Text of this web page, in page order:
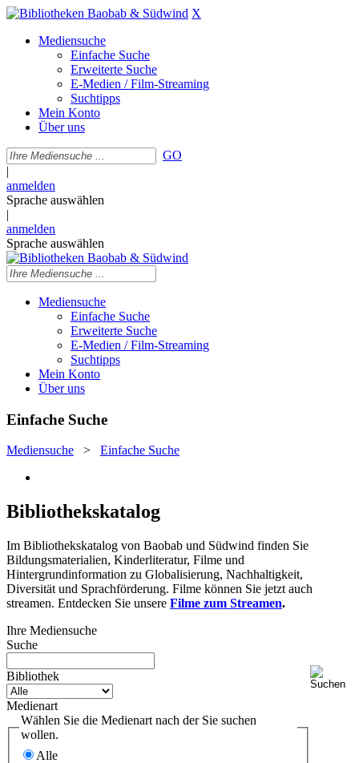
X
Mediensuche
Einfache Suche
Erweiterte Suche
E-Medien / Film-Streaming
Suchtipps
Mein Konto
Über uns
GO
|
anmelden
Sprache auswählen
|
anmelden
Sprache auswählen
Mediensuche
Einfache Suche
Erweiterte Suche
E-Medien / Film-Streaming
Suchtipps
Mein Konto
Über uns
Einfache Suche
Mediensuche > Einfache Suche
Bibliothekskatalog
Im Bibliothekskatalog von Baobab und Südwind finden Sie
Bildungsmaterialien, Kinderliteratur, Filme und
Hintergrundinformation zu Globalisierung, Nachhaltigkeit,
Diversität und Sprachförderung. Filme können Sie jetzt auch
streamen. Entdecken Sie unsere Filme zum Streamen.
Ihre Mediensuche
Suche
Bibliothek
Medienart
Wählen Sie die Medienart nach der Sie suchen
wollen.
Alle